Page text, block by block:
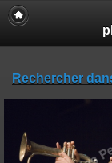
Rechercher